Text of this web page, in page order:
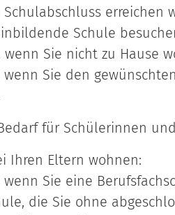
erreichen
Schule
wenn Sie nicht zu Hause
wenn Sie den
für Schülerinnen
Ihren Eltern wohnen:
wenn Sie eine
die Sie ohne